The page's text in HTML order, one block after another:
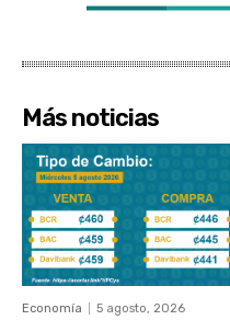
Más noticias
Economía 5 agosto, 2026